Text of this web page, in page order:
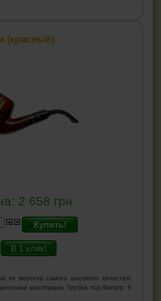
(красный)
2 658 грн.
Купить!
В 1 клик!
из вереска самого высокого качества!
мастерами. Трубка под Фильтр: 9